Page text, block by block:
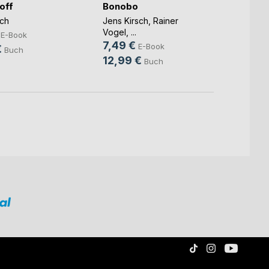
E-Book
Buch
Bonobo
Jens Kirsch Rainer
Vogel , ...
7,49 € E-Book
12,99 € Buch